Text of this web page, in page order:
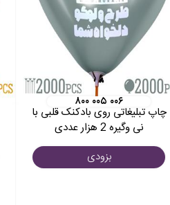
۸۰۰ ۰۰۵ ۰۰۶
چاپ تبلیغاتی روی بادکنک قلبی با
نی وگیره 2 هزار عددی
بزودی